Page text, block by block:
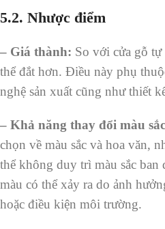
5.2. Nhược điểm
– Giá thành: So với cửa gỗ tự
thể đắt hơn. Điều này phụ
nghệ sản xuất cũng như thiết
– Khả năng thay đổi màu
chọn về màu sắc và hoa văn,
thể không duy trì màu sắc ban
màu có thể xảy ra do ảnh
hoặc điều kiện môi trường.